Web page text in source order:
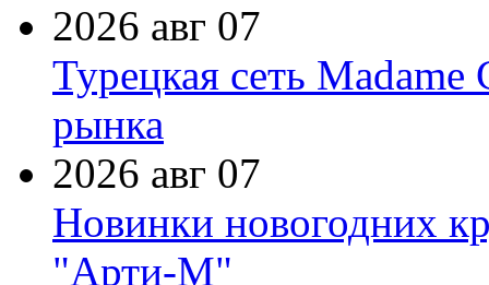
2026 авг 07
Турецкая сеть Madame
рынка
2026 авг 07
Новинки новогодних
"Арти-М"